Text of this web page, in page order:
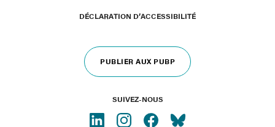
DÉCLARATION D’ACCESSIBILITÉ
PUBLIER AUX PUBP
SUIVEZ-NOUS